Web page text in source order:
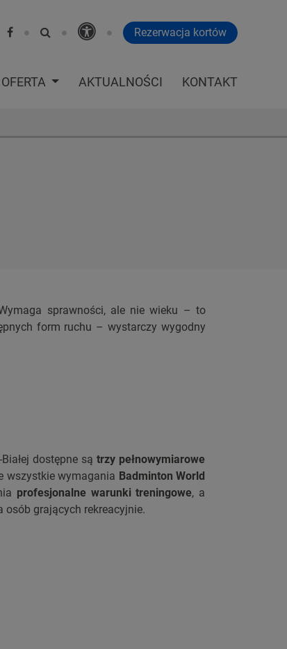
Rezerwacja kortów
OFERTA AKTUALNOŚCI KONTAKT
sprawności, ale nie wieku – to
form ruchu – wystarczy wygodny
dostępne sątrzy pełnowymiarowe
wszystkie wymagania Badminton World
profesjonalne warunki treningowe, a
grających rekreacyjnie.